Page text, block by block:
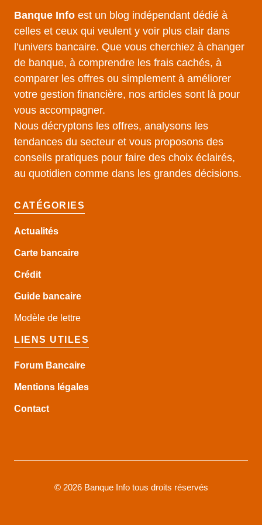
Banque Info est un blog indépendant dédié à
celles et ceux qui veulent y voir plus clair dans
l’univers bancaire. Que vous cherchiez à changer
de banque, à comprendre les frais cachés, à
comparer les offres ou simplement à améliorer
votre gestion financière, nos articles sont là pour
vous accompagner.
Nous décryptons les offres, analysons les
tendances du secteur et vous proposons des
conseils pratiques pour faire des choix éclairés,
au quotidien comme dans les grandes décisions.
CATÉGORIES
Actualités
Carte bancaire
Crédit
Guide bancaire
Modèle de lettre
LIENS UTILES
Forum Bancaire
Mentions légales
Contact
© 2026 Banque Info tous droits réservés